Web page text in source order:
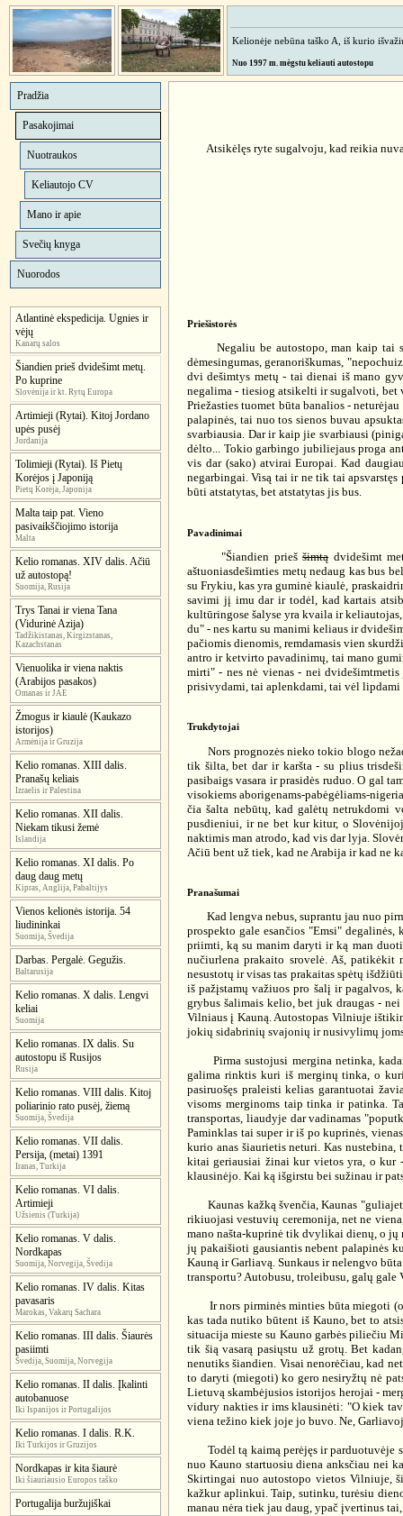
Kelionėje nebūna taško A, iš kurio
Nuo 1997 m. mėgstu keliauti autostopu
Pradžia
Pasakojimai
Nuotraukos
Keliautojo CV
Mano ir apie
Svečių knyga
Nuorodos
Atlantinė ekspedicija. Ugnies ir
vėjų
Kanarų salos
Šiandien prieš dvidešimt metų.
Po kuprine
Slovėnija ir kt. Rytų Europa
Artimieji (Rytai). Kitoj Jordano
upės pusėj
Jordanija
Tolimieji (Rytai). Iš Pietų
Korėjos į Japoniją
Pietų Korėja, Japonija
Malta taip pat. Vieno
pasivaikščiojimo istorija
Malta
Kelio romanas. XIV dalis. Ačiū
už autostopą!
Suomija, Rusija
Trys Tanai ir viena Tana
(Vidurinė Azija)
Tadžikistanas, Kirgizstanas,
Kazachstanas
Vienuolika ir viena naktis
(Arabijos pasakos)
Omanas ir JAE
Žmogus ir kiaulė (Kaukazo
istorijos)
Armėnija ir Gruzija
Kelio romanas. XIII dalis.
Pranašų keliais
Izraelis ir Palestina
Kelio romanas. XII dalis.
Niekam tikusi žemė
Islandija
Kelio romanas. XI dalis. Po
daug daug metų
Kipras, Anglija, Pabaltijys
Vienos kelionės istorija. 54
liudininkai
Suomija, Švedija
Darbas. Pergalė. Gegužis.
Baltarusija
Kelio romanas. X dalis. Lengvi
keliai
Suomija
Kelio romanas. IX dalis. Su
autostopu iš Rusijos
Rusija
Kelio romanas. VIII dalis. Kitoj
poliarinio rato pusėj, žiemą
Suomija, Švedija
Kelio romanas. VII dalis.
Persija, (metai) 1391
Iranas, Turkija
Kelio romanas. VI dalis.
Artimieji
Užsienis (Turkija)
Kelio romanas. V dalis.
Nordkapas
Suomija, Norvegija, Švedija
Kelio romanas. IV dalis. Kitas
pavasaris
Marokas, Vakarų Sachara
Kelio romanas. III dalis. Šiaurės
pasiimti
Švedija, Suomija, Norvegija
Kelio romanas. II dalis. Įkalinti
autobanuose
Iki Ispanijos ir Portugalijos
Kelio romanas. I dalis. R.K.
Iki Turkijos ir Gruzijos
Nordkapas ir kita šiaurė
Iki šiauriausio Europos taško
Portugalija buržujiškai
Atsikėlęs ryte sugalvoju, kad reikia
Priešistorės
Negaliu be autostopo, man kaip tai
dėmesingumas, geranoriškumas,
dvi dešimtys metų - tai dienai iš mano
negalima - tiesiog atsikelti ir sugalvoti, bet
Priežasties tuomet būta banalios -
palapinės, tai nuo tos sienos buvau
svarbiausia. Dar ir kaip jie svarbiausi
dėlto... Tokio garbingo jubiliejaus proga
vis dar (sako) atvirai Europai. Kad
negarbingai. Visą tai ir ne tik tai
būti atstatytas, bet atstatytas jis bus.
Pavadinimai
"Šiandien prieššimtądvidešimt
aštuoniasdešimties metų nedaug kas bus
su Frykiu, kas yra guminė kiaulė,
savimi jį imu dar ir todėl, kad kartais
kultūringose šalyse yra kvaila ir
du" - nes kartu su manimi keliaus ir
pačiomis dienomis, remdamasis vien
antro ir ketvirto pavadinimų, tai mano
mirti" - nes nė vienas - nei
prisivydami, tai aplenkdami, tai vėl
Trukdytojai
Nors prognozės nieko tokio blogo
tik šilta, bet dar ir karšta - su plius
pasibaigs vasara ir prasidės ruduo. O gal
visokiems aborigenams-pabėgėliams-
čia šalta nebūtų, kad galėtų netrukdomi
pusdieniui, ir ne bet kur kitur, o
naktimis man atrodo, kad vis dar lyja.
Ačiū bent už tiek, kad ne Arabija ir kad ne
Pranašumai
Kad lengva nebus, suprantu jau nuo
prospekto gale esančios "Emsi"
priimti, ką su manim daryti ir ką man
nučiurlena prakaito srovelė. Aš, patikėkit
nesustotų ir visas tas prakaitas spėtų
iš pažįstamų važiuos pro šalį ir
grybus šalimais kelio, bet juk draugas -
Vilniaus į Kauną. Autostopas Vilniuje
jokių sidabrinių svajonių ir nusivylimų
Pirma sustojusi mergina netinka,
galima rinktis kuri iš merginų tinka, o
pasiruošęs praleisti kelias garantuotai
visoms merginoms taip tinka ir patinka.
transportas, liaudyje dar vadinamas
Paminklas tai super ir iš po kuprinės,
kurio anas šiaurietis neturi. Kas
kitai geriausiai žinai kur vietos yra, o kur
klausinėjo. Kai ką išgirstu bei sužinau ir
Kaunas kažką švenčia, Kaunas
rikiuojasi vestuvių ceremonija, net ne
mano našta-kuprinė tik dvylikai dienų, o jų
jų pakaišioti gausiantis nebent palapinės
Kauną ir Garliavą. Sunkaus ir nelengvo
transportu? Autobusu, troleibusu, galų
Ir nors pirminės minties būta miegoti (o
kas tada nutiko būtent iš Kauno, bet to
situacija mieste su Kauno garbės piliečiu
tik šią vasarą pasiųstu už grotų. Bet
nenutiks šiandien. Visai nenorėčiau, kad
to daryti (miegoti) ko gero nesiryžtų nė
Lietuvą skambėjusios istorijos herojai -
vidury nakties ir ims klausinėti: "O kiek
viena težino kiek joje jo buvo. Ne,
Todėl tą kaimą perėjęs ir parduotuvėje
nuo Kauno startuosiu diena anksčiau nei
Skirtingai nuo autostopo vietos Vilniuje,
kažkur aplinkui. Taip, sutinku, turėsiu
manau nėra tiek jau daug, ypač įvertinus